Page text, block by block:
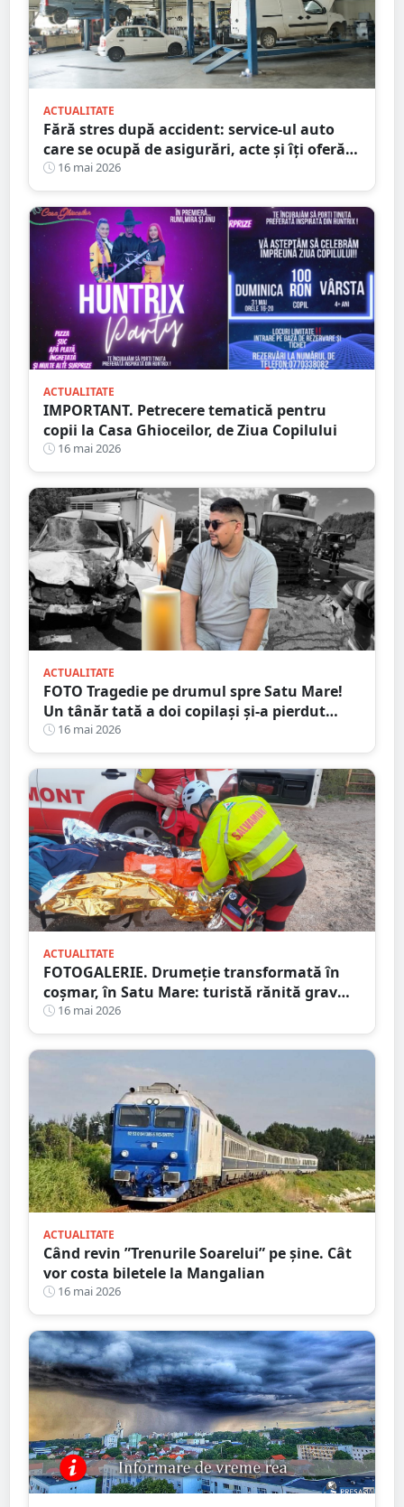
ACTUALITATE
Fără stres după accident: service-ul auto
care se ocupă de asigurări, acte și îți oferă
mașină la schimb
16 mai 2026
ACTUALITATE
IMPORTANT. Petrecere tematică pentru
copii la Casa Ghioceilor, de Ziua Copilului
16 mai 2026
ACTUALITATE
FOTO Tragedie pe drumul spre Satu Mare!
Un tânăr tată a doi copilași și-a pierdut
viața într-un accident cumplit
16 mai 2026
ACTUALITATE
FOTOGALERIE. Drumeție transformată în
coșmar, în Satu Mare: turistă rănită grav
după ce a alergat pe un traseu acoperit cu
frunze
16 mai 2026
ACTUALITATE
Când revin ”Trenurile Soarelui” pe şine. Cât
vor costa biletele la Mangalian
16 mai 2026